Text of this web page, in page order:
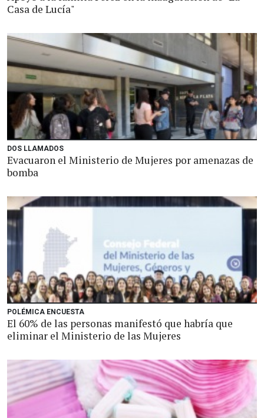
Casa de Lucía"
DOS LLAMADOS
Evacuaron el Ministerio de Mujeres por amenazas de
bomba
POLÉMICA ENCUESTA
El 60% de las personas manifestó que habría que
eliminar el Ministerio de las Mujeres